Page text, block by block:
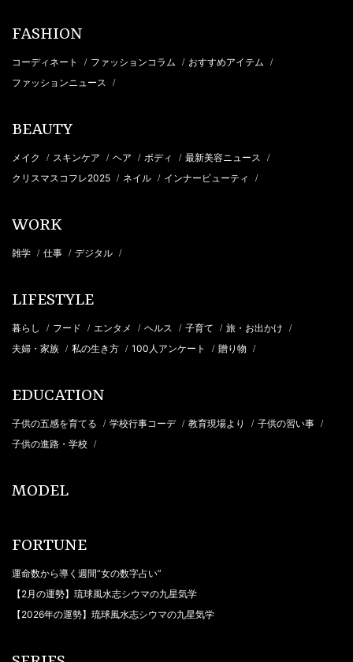
FASHION
コーディネート / ファッションコラム / おすすめアイテム /
ファッションニュース /
BEAUTY
メイク / スキンケア / ヘア / ボディ / 最新美容ニュース /
クリスマスコフレ2025 / ネイル / インナービューティ /
WORK
雑学 / 仕事 / デジタル /
LIFESTYLE
暮らし / フード / エンタメ / ヘルス / 子育て / 旅・お出かけ /
夫婦・家族 / 私の生き方 / 100人アンケート / 贈り物 /
EDUCATION
子供の五感を育てる / 学校行事コーデ / 教育現場より / 子供の習い事 /
子供の進路・学校 /
MODEL
FORTUNE
運命数から導く週間“女の数字占い”
【2月の運勢】琉球風水志シウマの九星気学
【2026年の運勢】琉球風水志シウマの九星気学